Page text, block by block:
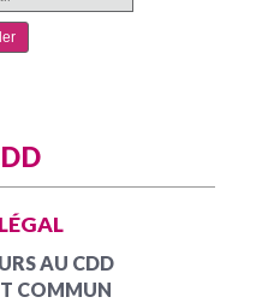
AU CDD
COMMUN